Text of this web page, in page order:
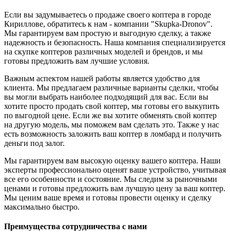
Если вы задумываетесь о продаже своего коптера в городе
Кириллове, обратитесь к нам - компании "Skupka-Dronov".
Мы гарантируем вам простую и выгодную сделку, а также
надежность и безопасность. Наша компания специализируется
на скупке коптеров различных моделей и брендов, и мы
готовы предложить вам лучшие условия.
Важным аспектом нашей работы является удобство для
клиента. Мы предлагаем различные варианты сделки, чтобы
вы могли выбрать наиболее подходящий для вас. Если вы
хотите просто продать свой коптер, мы готовы его выкупить
по выгодной цене. Если же вы хотите обменять свой коптер
на другую модель, мы поможем вам сделать это. Также у нас
есть возможность заложить ваш коптер в ломбард и получить
деньги под залог.
Мы гарантируем вам высокую оценку вашего коптера. Наши
эксперты профессионально оценят ваше устройство, учитывая
все его особенности и состояние. Мы следим за рыночными
ценами и готовы предложить вам лучшую цену за ваш коптер.
Мы ценим ваше время и готовы провести оценку и сделку
максимально быстро.
Преимущества сотрудничества с нами